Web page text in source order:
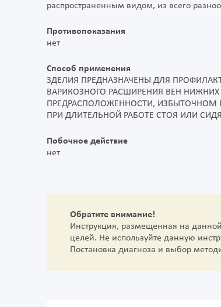
распространенным видом, из всего
Противопоказания
нет
Способ применения
ЗДЕЛИЯ ПРЕДНАЗНАЧЕНЫ ДЛЯ
ВАРИКОЗНОГО РАСШИРЕНИЯ ВЕН
ПРЕДРАСПОЛОЖЕННОСТИ, ИЗБЫТОЧНОМ
ПРИ ДЛИТЕЛЬНОЙ РАБОТЕ СТОЯ ИЛИ
Побочное действие
нет
Обратите внимание!
Инструкция, размещенная на
целей. Не используйте данную
Постановка диагноза и выбор